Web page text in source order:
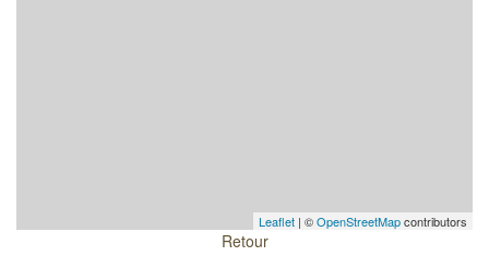
Leaflet | ©OpenStreetMapcontributors
Retour